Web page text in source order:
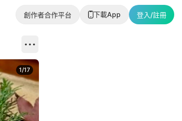
創作者合作平台 下載App 登入/註冊
1/17